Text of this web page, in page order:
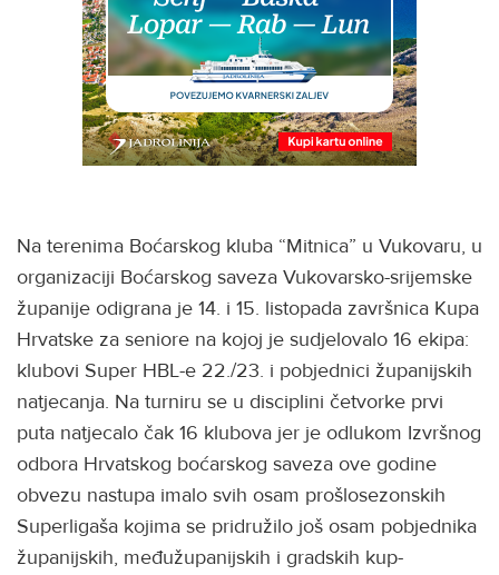
Na terenima Boćarskog kluba “Mitnica” u Vukovaru, u
organizaciji Boćarskog saveza Vukovarsko-srijemske
županije odigrana je 14. i 15. listopada završnica Kupa
Hrvatske za seniore na kojoj je sudjelovalo 16 ekipa:
klubovi Super HBL-e 22./23. i pobjednici županijskih
natjecanja. Na turniru se u disciplini četvorke prvi
puta natjecalo čak 16 klubova jer je odlukom Izvršnog
odbora Hrvatskog boćarskog saveza ove godine
obvezu nastupa imalo svih osam prošlosezonskih
Superligaša kojima se pridružilo još osam pobjednika
županijskih, međužupanijskih i gradskih kup-